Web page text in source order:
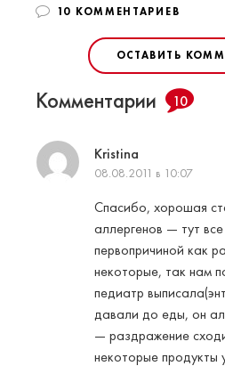
10 КОММЕНТАРИЕВ
ОСТАВИТЬ
Комментарии 10
Kristina
08.08.2011 в 10:07
Спасибо, хорошая
аллергенов — тут
первопричиной как
некоторые, так нам
педиатр
давали до еды, он
— раздражение
некоторые продукты